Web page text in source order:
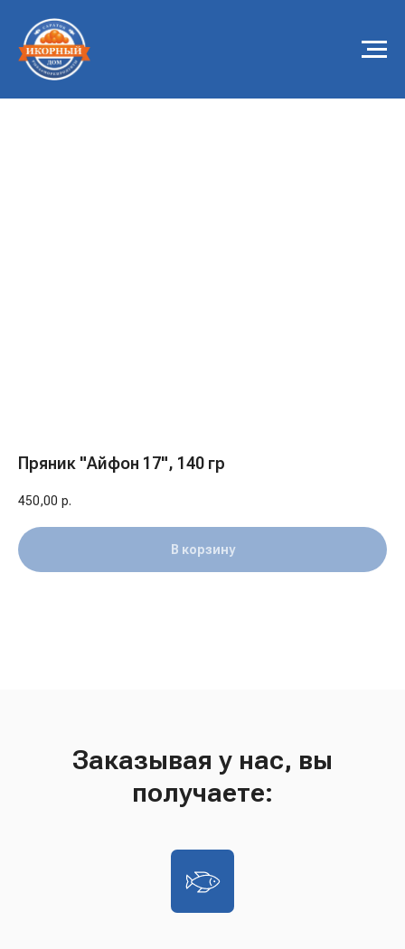
Пряник "Айфон 17", 140 гр
450,00 р.
В корзину
Заказывая у нас, вы
получаете: